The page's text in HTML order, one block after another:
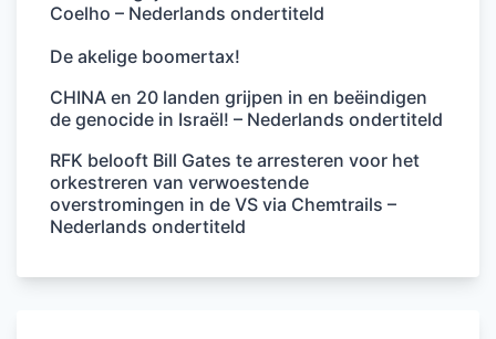
Coelho – Nederlands ondertiteld
De akelige boomertax!
CHINA en 20 landen grijpen in en beëindigen
de genocide in Israël! – Nederlands ondertiteld
RFK belooft Bill Gates te arresteren voor het
orkestreren van verwoestende
overstromingen in de VS via Chemtrails –
Nederlands ondertiteld